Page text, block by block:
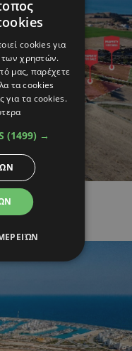
cookies για
των χρηστών.
μας, παρέχετε
τα cookies
για τα cookies.
(1499) →